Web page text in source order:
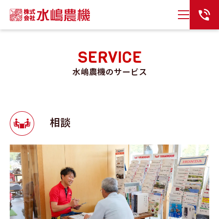
SERVICE
水嶋農機のサービス
相談